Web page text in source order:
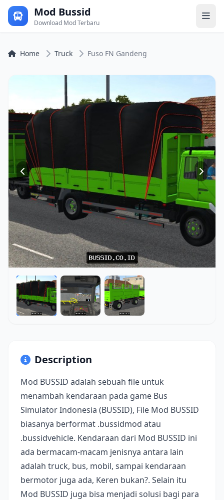
Mod Bussid
Download Mod Terbaru
Home Truck Fuso FN Gandeng
Description
Mod BUSSID adalah sebuah file untuk
menambah kendaraan pada game Bus
Simulator Indonesia (BUSSID), File Mod BUSSID
biasanya berformat .bussidmod atau
.bussidvehicle. Kendaraan dari Mod BUSSID ini
ada bermacam-macam jenisnya antara lain
adalah truck, bus, mobil, sampai kendaraan
bermotor juga ada, Keren bukan?. Selain itu
Mod BUSSID juga bisa menjadi solusi bagi para